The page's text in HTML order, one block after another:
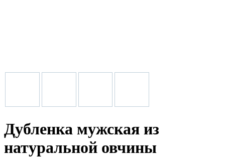
Дубленка мужская из
натуральной овчины